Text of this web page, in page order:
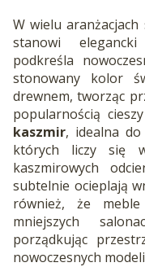
W wielu aranżacjach
stanowi
podkreśla
stonowany kolor
drewnem, tworząc
popularnością
kaszmir, idealna do
których liczy się
kaszmirowych
subtelnie ocieplają
również, że
mniejszych
porządkując
nowoczesnych